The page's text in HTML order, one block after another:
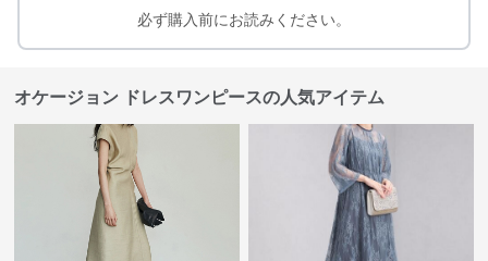
必ず購入前にお読みください。
オケージョン ドレスワンピースの人気アイテム